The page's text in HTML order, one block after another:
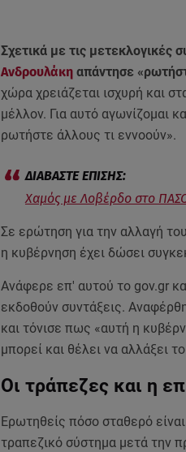
Σχετικά με τις μετεκλογικές
Ανδρουλάκηαπάντησε
χώρα χρειάζεται ισχυρή και
μέλλον. Για αυτό αγωνίζομαι
ρωτήστε άλλους τι εννοούν».
Χαμός με Λοβέρδο στο
Σε ερώτηση για την αλλαγή
η κυβέρνηση έχει δώσει
Ανάφερε επ' αυτού το gov.gr
εκδοθούν συντάξεις.
και τόνισε πως «αυτή η
μπορεί και θέλει να αλλάξει
Οι τράπεζες και η
Ερωτηθείς πόσο σταθερό
τραπεζικό σύστημα μετά την